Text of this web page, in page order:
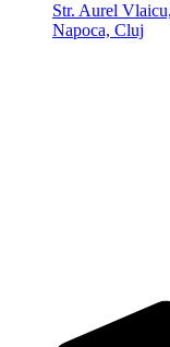
Str. Aurel
Napoca, Cluj